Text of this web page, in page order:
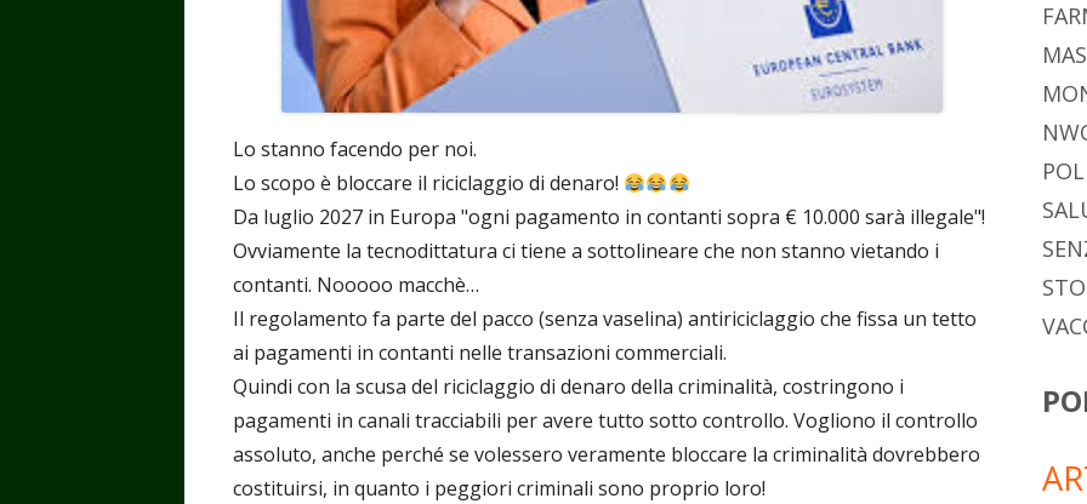
Lo stanno facendo per noi.
Lo scopo è bloccare il riciclaggio di denaro!
Da luglio 2027 in Europa "ogni pagamento in contanti sopra € 10.000 sarà illegale"!
Ovviamente la tecnodittatura ci tiene a sottolineare che non stanno vietando i
contanti. Nooooo macchè…
Il regolamento fa parte del pacco (senza vaselina) antiriciclaggio che fissa un tetto
ai pagamenti in contanti nelle transazioni commerciali.
Quindi con la scusa del riciclaggio di denaro della criminalità, costringono i
pagamenti in canali tracciabili per avere tutto sotto controllo. Vogliono il controllo
assoluto, anche perché se volessero veramente bloccare la criminalità dovrebbero
costituirsi, in quanto i peggiori criminali sono proprio loro!